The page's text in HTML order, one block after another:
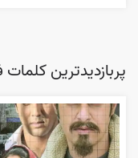
پربازدیدترین